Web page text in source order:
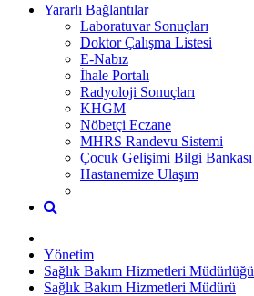
Yararlı Bağlantılar
Laboratuvar Sonuçları
Doktor Çalışma Listesi
E-Nabız
İhale Portalı
Radyoloji Sonuçları
KHGM
Nöbetçi Eczane
MHRS Randevu Sistemi
Çocuk Gelişimi Bilgi Bankası
Hastanemize Ulaşım
Yönetim
Sağlık Bakım Hizmetleri Müdürlüğü
Sağlık Bakım Hizmetleri Müdürü